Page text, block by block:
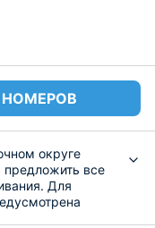
НОМЕРОВ
округе
предложить все
Для